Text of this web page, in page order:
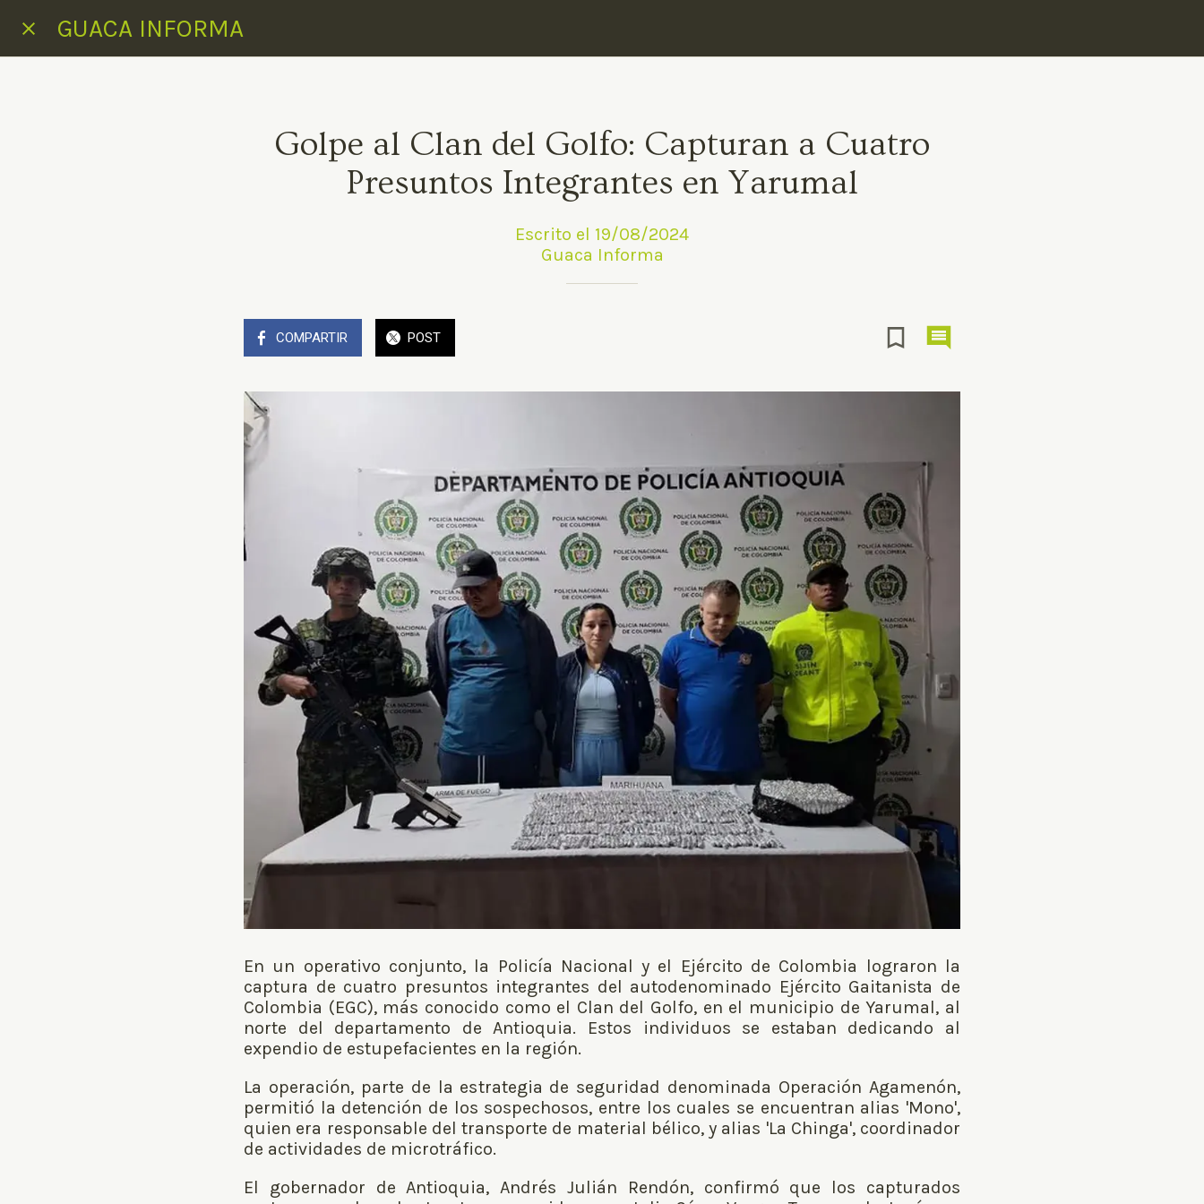
GUACA INFORMA
Golpe al Clan del Golfo: Capturan a Cuatro
Presuntos Integrantes en Yarumal
Escrito el 19/08/2024
Guaca Informa
COMPARTIR POST
En un operativo conjunto, la Policía Nacional y el Ejército de Colombia lograron la
captura de cuatro presuntos integrantes del autodenominado Ejército Gaitanista de
Colombia (EGC), más conocido como el Clan del Golfo, en el municipio de Yarumal, al
norte del departamento de Antioquia. Estos individuos se estaban dedicando al
expendio de estupefacientes en la región.
La operación, parte de la estrategia de seguridad denominada Operación Agamenón,
permitió la detención de los sospechosos, entre los cuales se encuentran alias 'Mono',
quien era responsable del transporte de material bélico, y alias 'La Chinga', coordinador
de actividades de microtráfico.
El gobernador de Antioquia, Andrés Julián Rendón, confirmó que los capturados